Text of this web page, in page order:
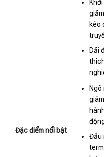
Đặc điểm nổi bật
kéo
Dải
Đầu